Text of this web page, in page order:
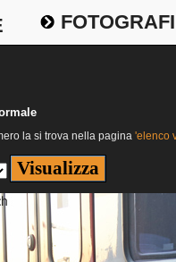
la si trova nella pagina 'elenco